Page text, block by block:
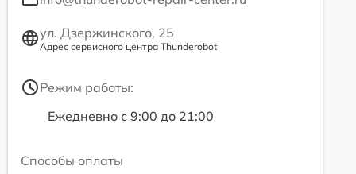
ул. Дзержинского, 25
Адрес сервисного центра Thunderobot
Режим работы:
Ежедневно с 9:00 до 21:00
Способы оплаты